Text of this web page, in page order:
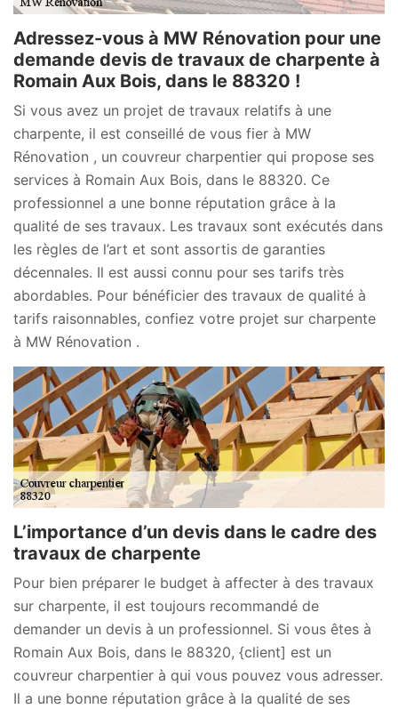
Adressez-vous à MW Rénovation pour une
demande devis de travaux de charpente à
Romain Aux Bois, dans le 88320 !
Si vous avez un projet de travaux relatifs à une
charpente, il est conseillé de vous fier à MW
Rénovation , un couvreur charpentier qui propose ses
services à Romain Aux Bois, dans le 88320. Ce
professionnel a une bonne réputation grâce à la
qualité de ses travaux. Les travaux sont exécutés dans
les règles de l’art et sont assortis de garanties
décennales. Il est aussi connu pour ses tarifs très
abordables. Pour bénéficier des travaux de qualité à
tarifs raisonnables, confiez votre projet sur charpente
à MW Rénovation .
L’importance d’un devis dans le cadre des
travaux de charpente
Pour bien préparer le budget à affecter à des travaux
sur charpente, il est toujours recommandé de
demander un devis à un professionnel. Si vous êtes à
Romain Aux Bois, dans le 88320, {client] est un
couvreur charpentier à qui vous pouvez vous adresser.
Il a une bonne réputation grâce à la qualité de ses